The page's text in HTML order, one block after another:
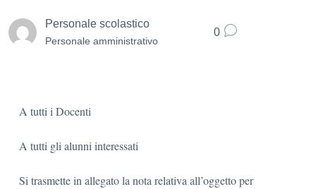
Personale scolastico
Personale amministrativo
0
A tutti i Docenti
A tutti gli alunni interessati
Si trasmette in allegato la nota relativa all’oggetto per